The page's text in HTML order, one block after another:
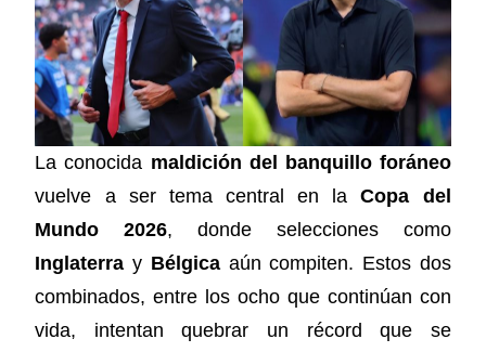
La conocida maldición del banquillo foráneo
vuelve a ser tema central en laCopa del
Mundo 2026, donde selecciones como
Inglaterra y Bélgicaaún compiten. Estos dos
combinados, entre los ocho que continúan con
vida, intentan quebrar un récord que se